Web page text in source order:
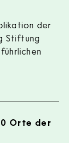
der
Stiftung
Orte der